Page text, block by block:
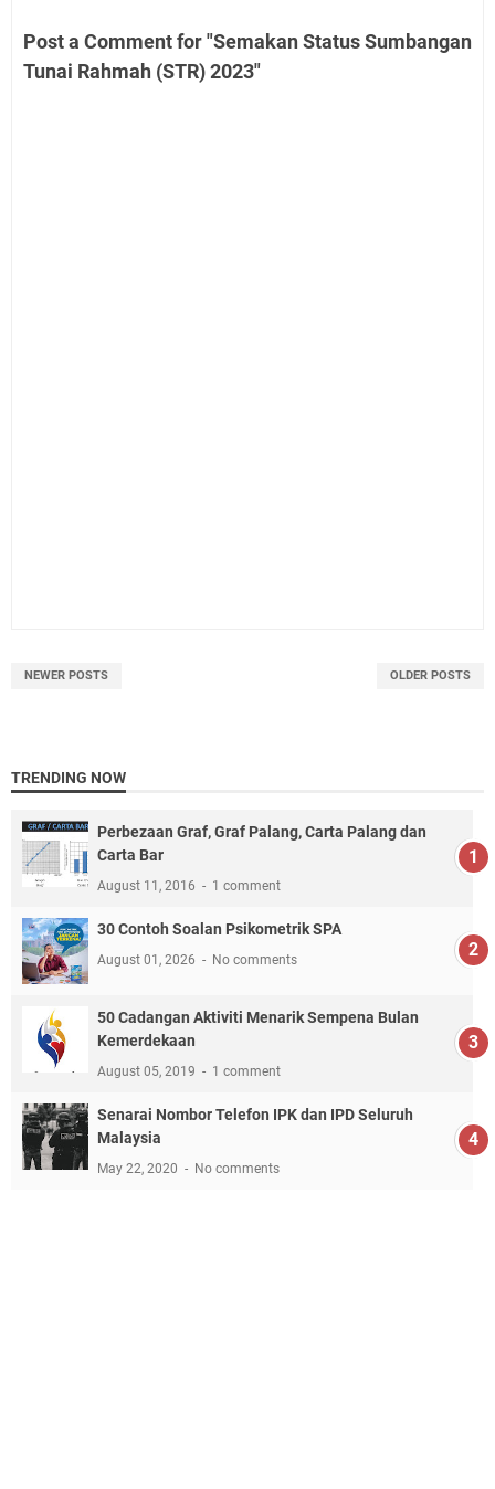
Post a Comment for "Semakan Status Sumbangan
Tunai Rahmah (STR) 2023"
NEWER POSTS OLDER POSTS
TRENDING NOW
Perbezaan Graf, Graf Palang, Carta Palang dan
Carta Bar
August 11, 2016 1 comment
30 Contoh Soalan Psikometrik SPA
August 01, 2026 No comments
50 Cadangan Aktiviti Menarik Sempena Bulan
Kemerdekaan
August 05, 2019 1 comment
Senarai Nombor Telefon IPK dan IPD Seluruh
Malaysia
May 22, 2020 No comments